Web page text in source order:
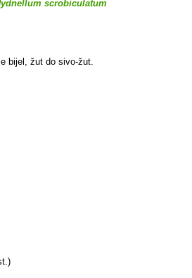
scrobiculatum
bijel, žut do sivo-žut.